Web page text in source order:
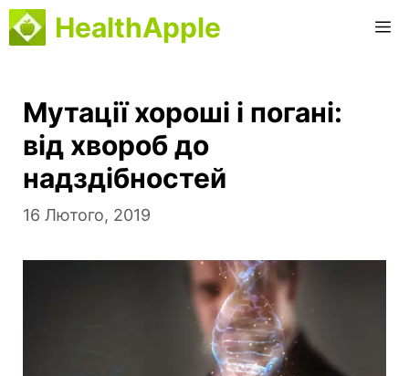
Перейти
до
HealthApple
Мутації хороші і погані:
від хвороб до
надздібностей
16 Лютого, 2019